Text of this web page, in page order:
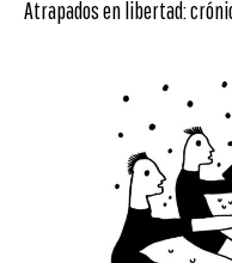
Atrapados en libertad: